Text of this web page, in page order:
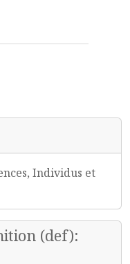
Individus et
(def):